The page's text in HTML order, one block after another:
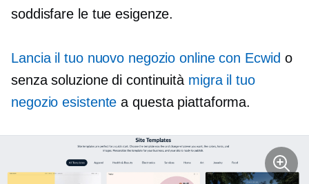
soddisfare le tue esigenze.
Lancia il tuo nuovo negozio online con Ecwid o
senza soluzione di continuità migra il tuo
negozio esistente a questa piattaforma.